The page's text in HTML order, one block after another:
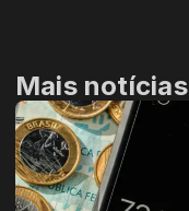
Mais notícias